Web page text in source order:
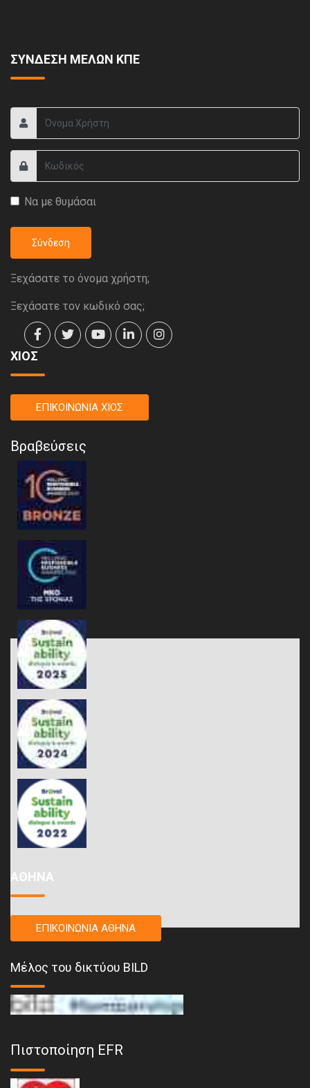
ΣΥΝΔΕΣΗ ΜΕΛΩΝ ΚΠΕ
Να με θυμάσαι
Σύνδεση
Ξεχάσατε το όνομα χρήστη;
Ξεχάσατε τον κωδικό σας;
ΧΙΟΣ
ΕΠΙΚΟΙΝΩΝΙΑ ΧΙΟΣ
Βραβεύσεις
ΑΘΗΝΑ
ΕΠΙΚΟΙΝΩΝΙΑ ΑΘΗΝΑ
Μέλος του δικτύου BILD
Πιστοποίηση EFR